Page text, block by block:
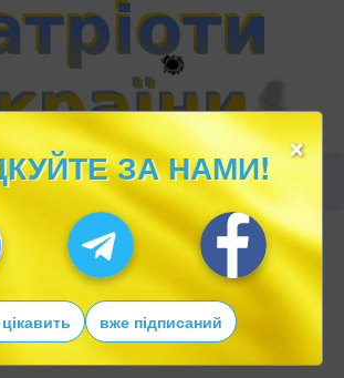
×
ЗА НАМИ!
вже підписаний